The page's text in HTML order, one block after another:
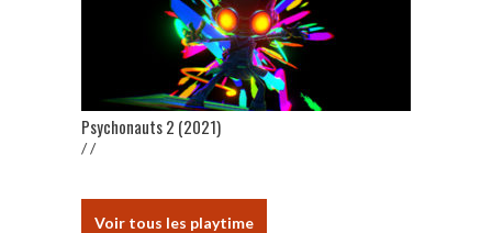
Psychonauts 2 (2021)
/ /
Voir tous les playtime